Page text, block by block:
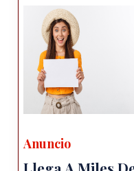
Anuncio